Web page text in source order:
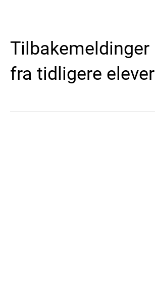
Tilbakemeldinger
fra tidligere elever